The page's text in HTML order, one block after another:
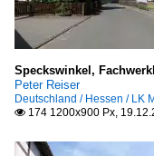
Speckswinkel,
Peter Reiser
Deutschland / Hessen / LK
 174 1200x900 Px,